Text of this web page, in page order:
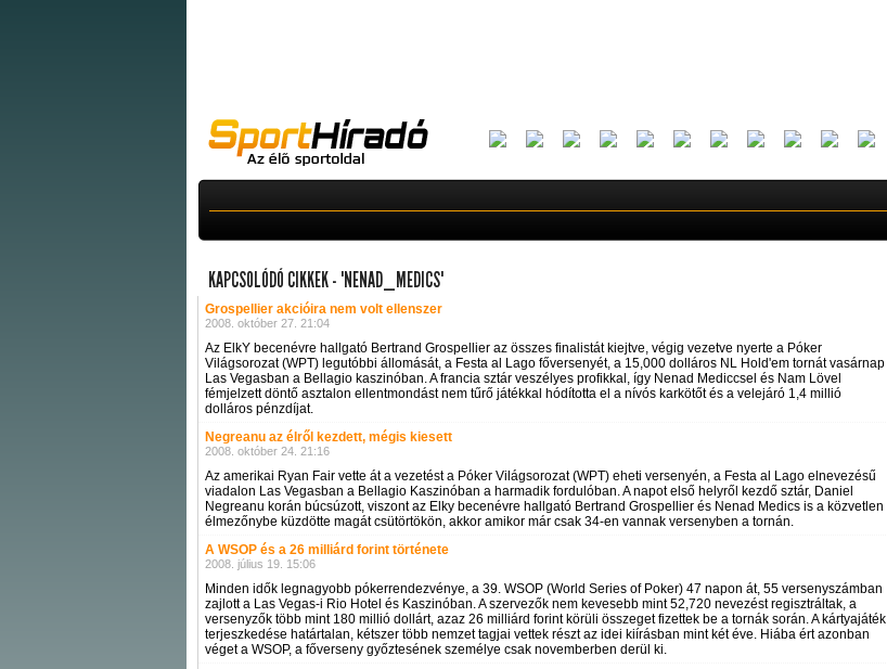
KAPCSOLÓDÓ CIKKEK - "NENAD_MEDICS"
Grospellier akcióira nem volt ellenszer
2008. október 27. 21:04
Az ElkY becenévre hallgató Bertrand Grospellier az összes finalistát kiejtve, végig vezetve nyerte a Póker
Világsorozat (WPT) legutóbbi állomását, a Festa al Lago főversenyét, a 15,000 dolláros NL Hold'em tornát vasárnap
Las Vegasban a Bellagio kaszinóban. A francia sztár veszélyes profikkal, így Nenad Mediccsel és Nam Lövel
fémjelzett döntő asztalon ellentmondást nem tűrő játékkal hódította el a nívós karkötőt és a velejáró 1,4 millió
dolláros pénzdíjat.
Negreanu az élről kezdett, mégis kiesett
2008. október 24. 21:16
Az amerikai Ryan Fair vette át a vezetést a Póker Világsorozat (WPT) eheti versenyén, a Festa al Lago elnevezésű
viadalon Las Vegasban a Bellagio Kaszinóban a harmadik fordulóban. A napot első helyről kezdő sztár, Daniel
Negreanu korán búcsúzott, viszont az Elky becenévre hallgató Bertrand Grospellier és Nenad Medics is a közvetlen
élmezőnybe küzdötte magát csütörtökön, akkor amikor már csak 34-en vannak versenyben a tornán.
A WSOP és a 26 milliárd forint története
2008. július 19. 15:06
Minden idők legnagyobb pókerrendezvénye, a 39. WSOP (World Series of Poker) 47 napon át, 55 versenyszámban
zajlott a Las Vegas-i Rio Hotel és Kaszinóban. A szervezők nem kevesebb mint 52,720 nevezést regisztráltak, a
versenyzők több mint 180 millió dollárt, azaz 26 milliárd forint körüli összeget fizettek be a tornák során. A kártyajáték
terjeszkedése határtalan, kétszer több nemzet tagjai vettek részt az idei kiírásban mint két éve. Hiába ért azonban
véget a WSOP, a főverseny győztesének személye csak novemberben derül ki.